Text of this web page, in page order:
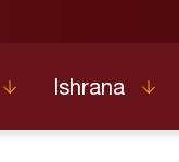
Ishrana